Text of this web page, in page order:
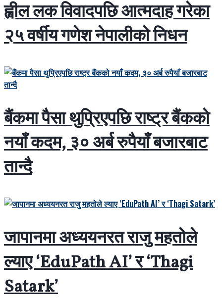
ह्वील लक विवादपछि आत्मदाह गरेका
२५ वर्षीय गणेश नेपालीको निधन
बैंकमा पैसा थुप्रिएपछि राष्ट्र बैंकको
नयाँ कदम, ३० अर्ब रुपैयाँ बजारबाट
तान्दै
जापानमा अध्ययनरत राजु महतोले
ल्याए ‘EduPath AI’ र ‘Thagi
Satark’